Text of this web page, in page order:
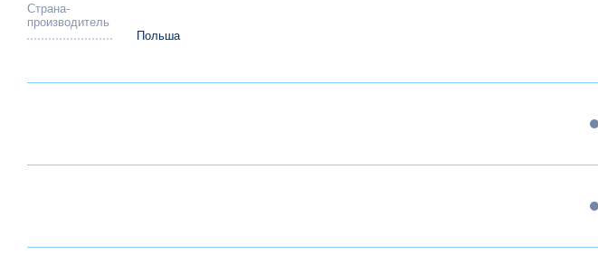
Страна-
производитель
Польша